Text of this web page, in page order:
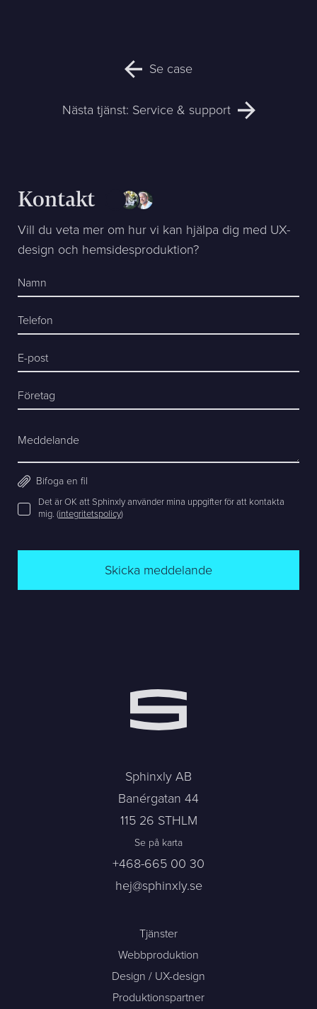
Se case
Nästa tjänst: Service & support
Kontakt
Vill du veta mer om hur vi kan hjälpa dig med UX-
design och hemsidesproduktion?
Namn
Telefon
E-post
Företag
Meddelande
Bifoga en fil
Det är OK att Sphinxly använder mina uppgifter för att kontakta
mig. (integritetspolicy)
Skicka meddelande
Sphinxly AB
Banérgatan 44
115 26 STHLM
Se på karta
+468-665 00 30
hej@sphinxly.se
Tjänster
Webbproduktion
Design / UX-design
Produktionspartner